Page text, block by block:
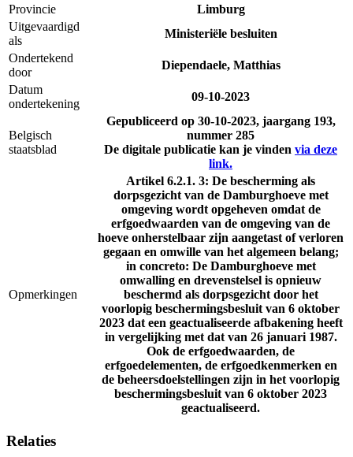
Provincie
Limburg
Uitgevaardigd
als
Ministeriële besluiten
Ondertekend
door
Diependaele, Matthias
Datum
ondertekening
09-10-2023
Belgisch
staatsblad
Gepubliceerd op 30-10-2023, jaargang 193,
nummer 285
De digitale publicatie kan je vinden via deze
link.
Opmerkingen
Artikel 6.2.1. 3: De bescherming als
dorpsgezicht van de Damburghoeve met
omgeving wordt opgeheven omdat de
erfgoedwaarden van de omgeving van de
hoeve onherstelbaar zijn aangetast of verloren
gegaan en omwille van het algemeen belang;
in concreto: De Damburghoeve met
omwalling en drevenstelsel is opnieuw
beschermd als dorpsgezicht door het
voorlopig beschermingsbesluit van 6 oktober
2023 dat een geactualiseerde afbakening heeft
in vergelijking met dat van 26 januari 1987.
Ook de erfgoedwaarden, de
erfgoedelementen, de erfgoedkenmerken en
de beheersdoelstellingen zijn in het voorlopig
beschermingsbesluit van 6 oktober 2023
geactualiseerd.
Relaties